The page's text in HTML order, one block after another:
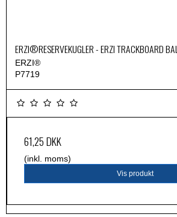
ERZI®RESERVEKUGLER - ERZI TRACKBOARD
ERZI®
P7719
61,25 DKK
(inkl. moms)
Vis produkt